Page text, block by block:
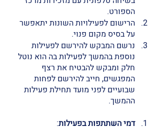
הספורט.
הרישום לפעילויות השונות יתאפשר
על בסיס מקום פנוי.
נרשם המבקש להירשם לפעילות
נוספת בהמשך לפעילות בה הוא נוטל
חלק ומבקש להבטיח את רצף
המפגשים, חייב להירשם לפחות
שבועיים לפני מועד תחילת פעילות
ההמשך.
דמי השתתפות בפעילות: